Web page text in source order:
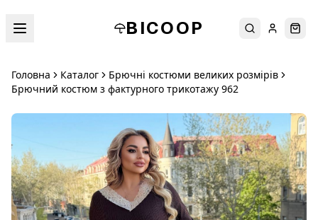
BICOOP ПошукУвійти
Головна Каталог
Брючні костюми великих розмірів
Брючний костюм з фактурного трикотажу 962